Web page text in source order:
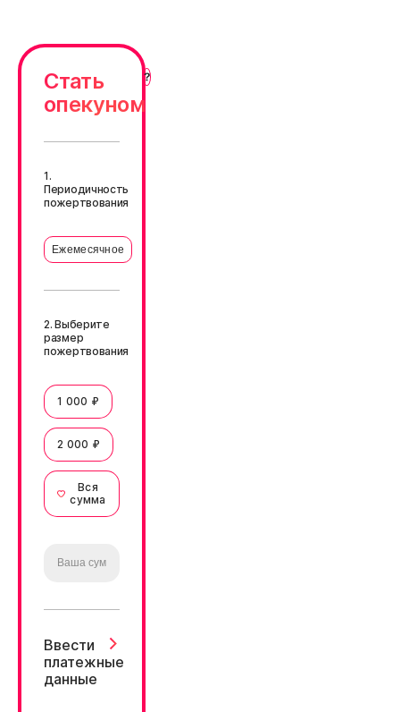
Стать
опекуном
1.
Периодичность
пожертвования
Ежемесячное
2. Выберите
размер
пожертвования
1 000 ₽
2 000 ₽
Вся
сумма
Ввести
платежные
данные